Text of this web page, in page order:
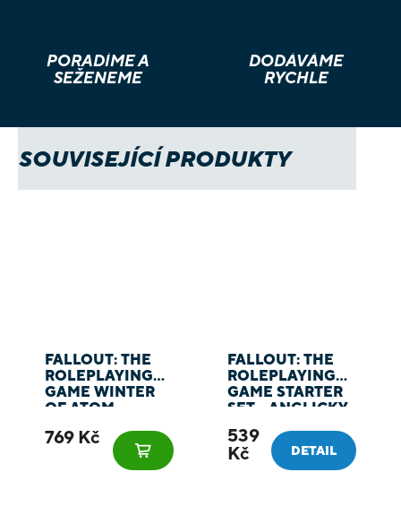
PORADÍME A
SEŽENEME
DODÁVÁME
RYCHLE
SOUVISEJÍCÍ PRODUKTY
FALLOUT: THE
ROLEPLAYING
GAME WINTER
OF ATOM -
769 Kč
FALLOUT: THE
ROLEPLAYING
GAME STARTER
SET - ANGLICKY
539
Kč
DETAIL